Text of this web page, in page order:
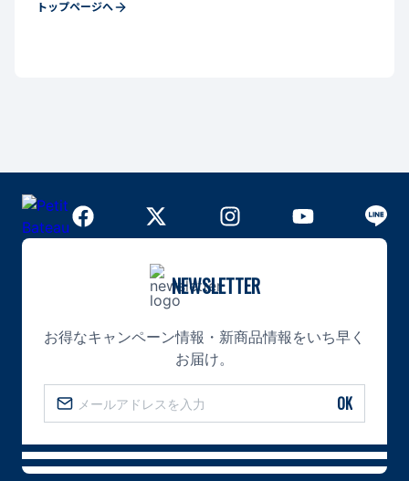
トップページへ
NEWSLETTER
お得なキャンペーン情報・新商品情報をいち早く
お届け。
OK